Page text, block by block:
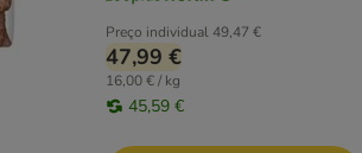
Preço individual49,47 €
47,99 €
16,00 € / kg
45,59 €